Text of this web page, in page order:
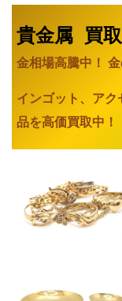
貴金属 買
金相場高騰中！
インゴット、ア
品を高価買取中！